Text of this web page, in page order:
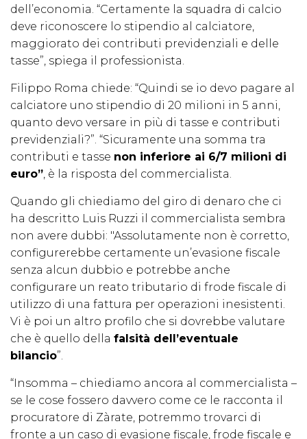
dell’economia. “Certamente la squadra di calcio
deve riconoscere lo stipendio al calciatore,
maggiorato dei contributi previdenziali e delle
tasse”, spiega il professionista.
Filippo Roma chiede: “Quindi se io devo pagare al
calciatore uno stipendio di 20 milioni in 5 anni,
quanto devo versare in più di tasse e contributi
previdenziali?”. “Sicuramente una somma tra
contributi e tasse non inferiore ai 6/7 milioni di
euro”, è la risposta del commercialista.
Quando gli chiediamo del giro di denaro che ci
ha descritto Luis Ruzzi il commercialista sembra
non avere dubbi: "Assolutamente non è corretto,
configurerebbe certamente un’evasione fiscale
senza alcun dubbio e potrebbe anche
configurare un reato tributario di frode fiscale di
utilizzo di una fattura per operazioni inesistenti.
Vi è poi un altro profilo che si dovrebbe valutare
che è quello della falsità dell’eventuale
bilancio”.
“Insomma – chiediamo ancora al commercialista –
se le cose fossero davvero come ce le racconta il
procuratore di Zàrate, potremmo trovarci di
fronte a un caso di evasione fiscale, frode fiscale e